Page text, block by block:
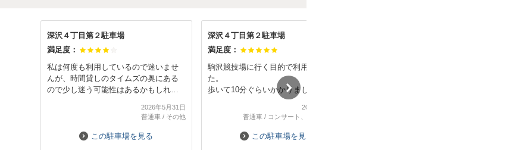
深沢４丁目第２駐車場
満足度：
私は何度も利用しているので迷いませ
んが、時間貸しのタイムズの奥にある
ので少し迷う可能性はあるかもしれま
駐車場内をキッチリ舗装してもらえる
2026年5月31日
普通車/ その他
この駐車場を見る
深沢４丁目第２駐車場
満足度：
駒沢競技場に行く目的で利用しまし
た。
歩いて10分ぐらいかかりましたが、料
金も安く予約出来て良かったです。
2026年5月17日
普通車/ コンサート、スポーツ観戦
この駐車場を見る